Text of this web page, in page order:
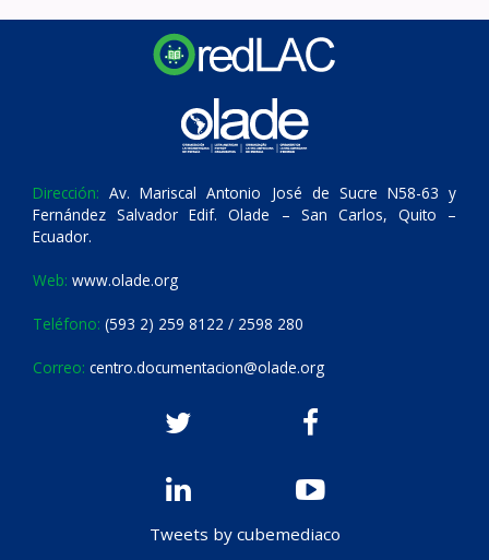
Dirección: Av. Mariscal Antonio José de Sucre N58-63 y
Fernández Salvador Edif. Olade – San Carlos, Quito –
Ecuador.
Web: www.olade.org
Teléfono: (593 2) 259 8122 / 2598 280
Correo: centro.documentacion@olade.org
Tweets by cubemediaco